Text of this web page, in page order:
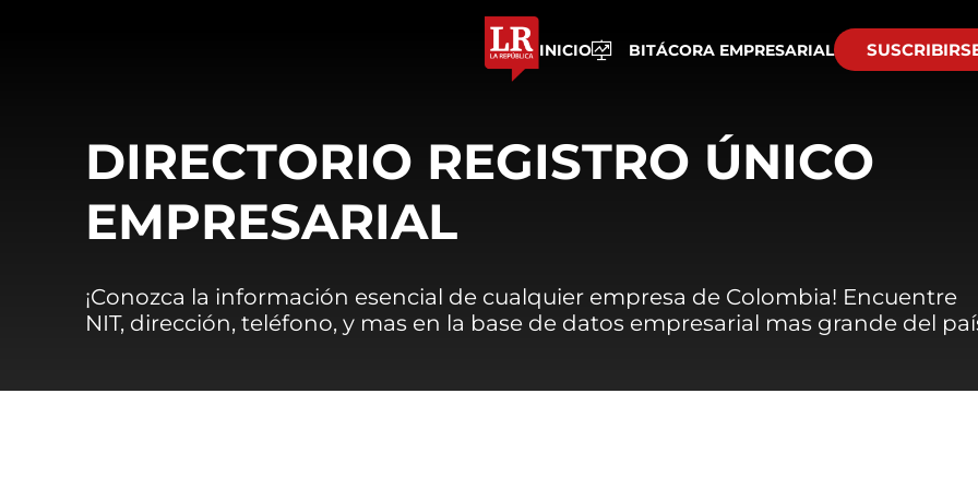
INICIO BITÁCORA EMPRESARIAL
DIRECTORIO REGISTRO ÚNICO
EMPRESARIAL
¡Conozca la información esencial de cualquier empresa de Colombia! Encuentre
NIT, dirección, teléfono, y mas en la base de datos empresarial mas grande del